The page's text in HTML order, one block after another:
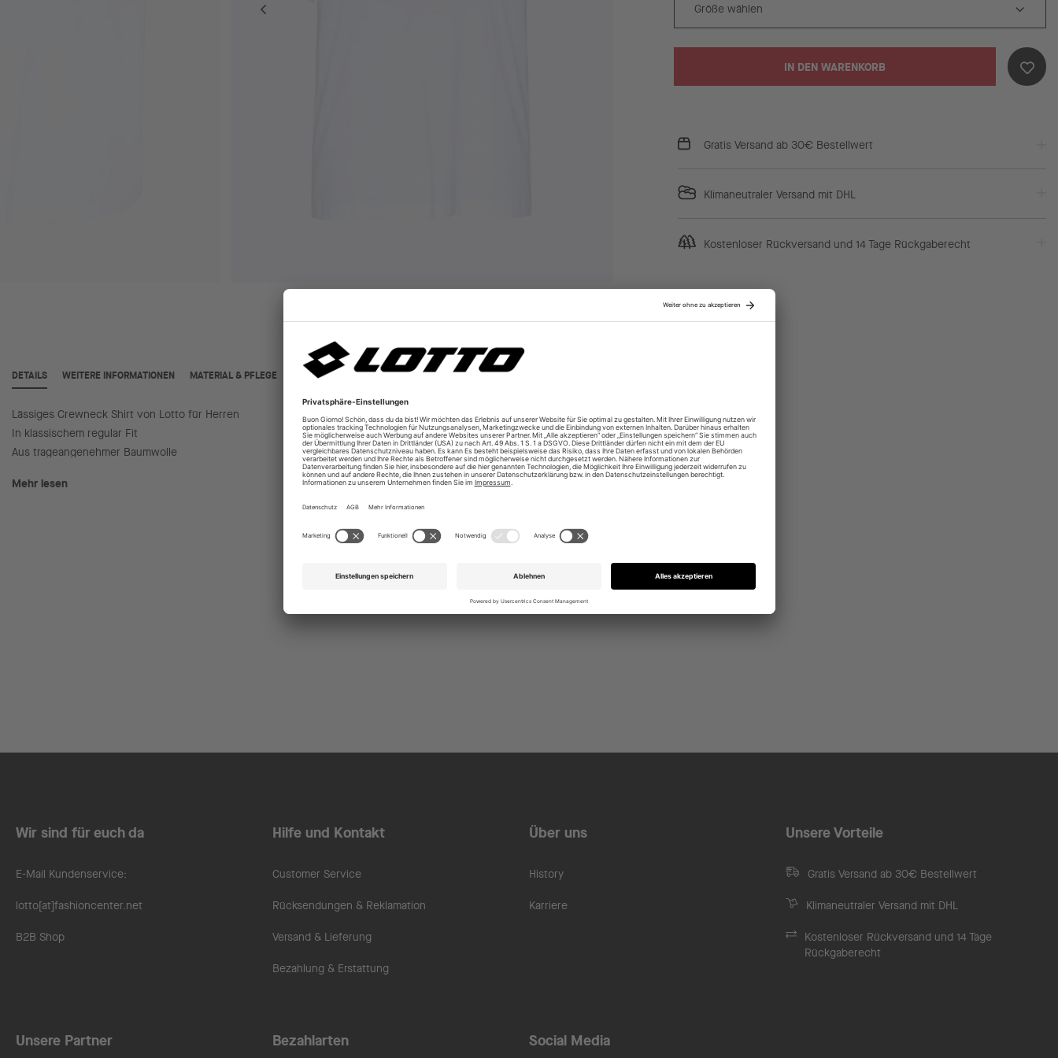
IN DEN WARENKORB
Gratis Versand ab 30€ Bestellwert
Klimaneutraler Versand mit DHL
Kostenloser Rückversand und 14 Tage Rückgaberecht
DETAILS
Lässiges Crewneck Shirt von Lotto für Herren
In klassischem regular Fit
Aus trageangenehmer Baumwolle
Mit hochwertigem Rib Kragen
Ideal für Sport & Freizeit
Mehr lesen
WEITERE INFORMATIONEN MATERIAL & PFLEGE
Wir sind für euch da
E-Mail Kundenservice:
lotto[at]fashioncenter.net
B2B Shop
Hilfe und Kontakt
Customer Service
Rücksendungen & Reklamation
Versand & Lieferung
Bezahlung & Erstattung
Über uns
History
Karriere
Unsere Vorteile
Gratis Versand ab 30€ Bestellwert
Klimaneutraler Versand mit DHL
Kostenloser Rückversand und 14 Tage
Rückgaberecht
Unsere Partner Bezahlarten Social Media